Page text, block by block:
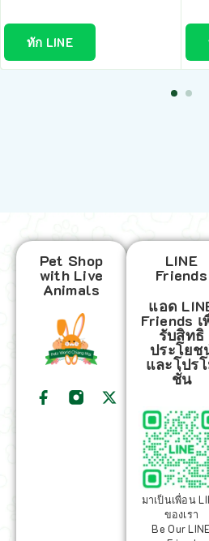
ทัก LINE
Pet Shop
with Live
Animals
LINE
Friends
แอด
Friends เ
รับสิทธิ
ประโยช
และโปร
ชั่น
มาเป็นเพื่อน
ของเรา
Be Our LINE